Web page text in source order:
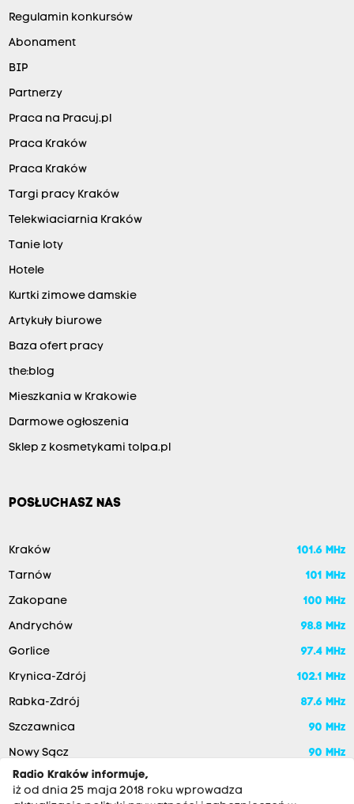
Regulamin konkursów
Abonament
BIP
Partnerzy
Praca na Pracuj.pl
Praca Kraków
Praca Kraków
Targi pracy Kraków
Telekwiaciarnia Kraków
Tanie loty
Hotele
Kurtki zimowe damskie
Artykuły biurowe
Baza ofert pracy
the:blog
Mieszkania w Krakowie
Darmowe ogłoszenia
Sklep z kosmetykami tolpa.pl
POSŁUCHASZ NAS
Kraków 101.6 MHz
Tarnów 101 MHz
Zakopane 100 MHz
Andrychów 98.8 MHz
Gorlice 97.4 MHz
Krynica-Zdrój 102.1 MHz
Rabka-Zdrój 87.6 MHz
Szczawnica 90 MHz
Nowy Sącz
90 MHz
Radio Kraków informuje,
iż od dnia 25 maja 2018 roku wprowadza